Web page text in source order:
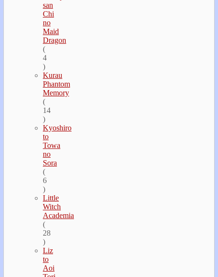
san
Chi
no
Maid
Dragon
(
4
)
Kurau
Phantom
Memory
(
14
)
Kyoshiro
to
Towa
no
Sora
(
6
)
Little
Witch
Academia
(
28
)
Liz
to
Aoi